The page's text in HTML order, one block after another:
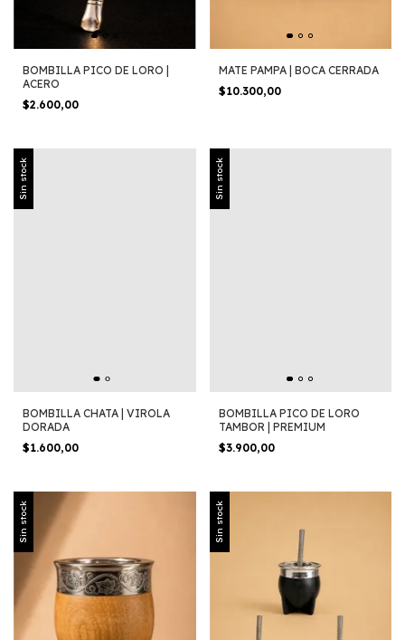
BOMBILLA PICO DE LORO |
ACERO
$2.600,00
MATE PAMPA | BOCA CERRADA
$10.300,00
Sin stock
BOMBILLA CHATA | VIROLA
DORADA
$1.600,00
Sin stock
BOMBILLA PICO DE LORO
TAMBOR | PREMIUM
$3.900,00
Sin stock Sin stock